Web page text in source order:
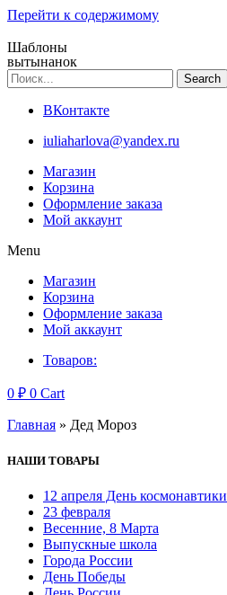
Перейти к содержимому
Шаблоны
вытынанок
Search
ВКонтакте
iuliaharlova@yandex.ru
Магазин
Корзина
Оформление заказа
Мой аккаунт
Menu
Магазин
Корзина
Оформление заказа
Мой аккаунт
Товаров:
0 ₽ 0 Cart
Главная » Дед Мороз
НАШИ ТОВАРЫ
12 апреля День космонавтики
23 февраля
Весенние, 8 Марта
Выпускные школа
Города России
День Победы